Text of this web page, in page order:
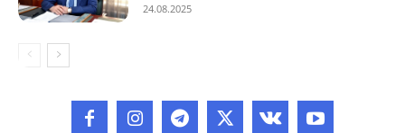
24.08.2025